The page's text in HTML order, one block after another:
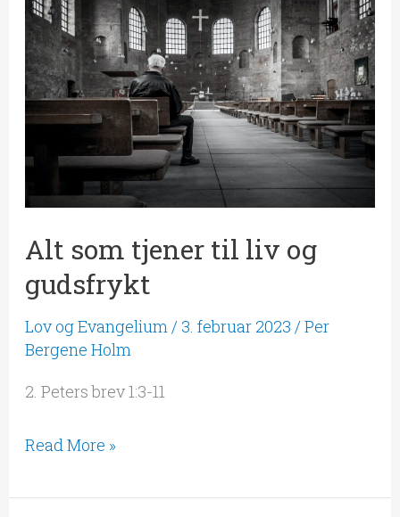
Alt som tjener til liv og
gudsfrykt
Lov og Evangelium/ 3. februar 2023 /Per
Bergene Holm
2. Peters brev 1:3-11
som
tjener
til
liv
gudsfrykt
Read More »